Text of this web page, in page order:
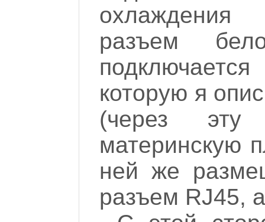
разъем
которую я
(через
материнскую
ней же
разъем RJ45,